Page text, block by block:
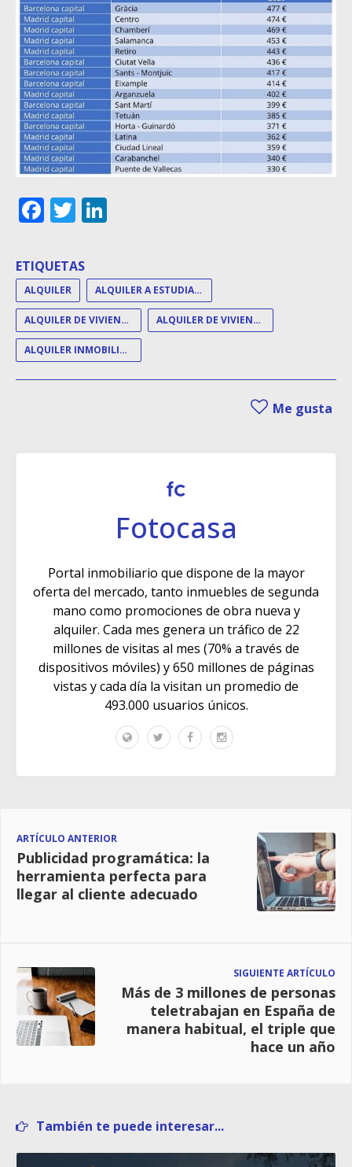
Facebook
Twitter
ETIQUETAS
ALQUILER ALQUILER A ESTUDIANTES
ALQUILER DE VIVIENDA ALQUILER DE VIVIENDAS
ALQUILER INMOBILIARIO
Me gusta
Fotocasa
Portal inmobiliario que dispone de la mayor
oferta del mercado, tanto inmuebles de segunda
mano como promociones de obra nueva y
alquiler. Cada mes genera un tráfico de 22
millones de visitas al mes (70% a través de
dispositivos móviles) y 650 millones de páginas
vistas y cada día la visitan un promedio de
493.000 usuarios únicos.
ARTÍCULO ANTERIOR
Publicidad programática: la
herramienta perfecta para
llegar al cliente adecuado
SIGUIENTE ARTÍCULO
Más de 3 millones de personas
teletrabajan en España de
manera habitual, el triple que
hace un año
También te puede interesar...